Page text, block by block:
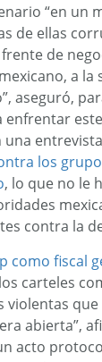
“en un
de ellas
de
a la
aseguró,
enfrentar
los
, lo que no le
contra la
como fiscal
carteles
violentas
abierta”,
acto